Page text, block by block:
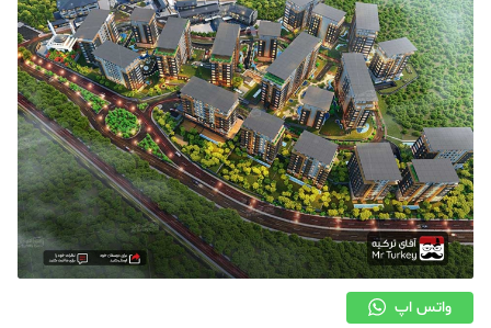
واتس اپ